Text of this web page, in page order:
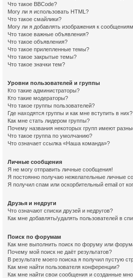
Что такое BBCode?
Могу ли я использовать HTML?
Что такое смайлики?
Могу ли я добавлять изображения к
Что такое важные объявления?
Что такое объявления?
Что такое прилепленные темы?
Что такое закрытые темы?
Что такое значки тем?
Уровни пользователей и группы
Кто такие администраторы?
Кто такие модераторы?
Что такое группы пользователей?
Где находятся группы и как мне вступить в них?
Как мне стать лидером группы?
Почему названия некоторых групп имеют
Что такое группа по умолчанию?
Что означает ссылка «Наша команда»?
Личные сообщения
Я не могу отправить личные сообщения!
Я постоянно получаю нежелательные личные
Я получил спам или оскорбительный email от
Друзья и недруги
Что означают списки друзей и недругов?
Как мне добавлять/удалять пользователей в
Поиск по форумам
Как мне выполнить поиск по форуму или
Почему мой поиск не даёт результатов?
В результате моего поиска я получил пустую
Как мне найти пользователя конференции?
Как мне найти свои сообщения и созданные